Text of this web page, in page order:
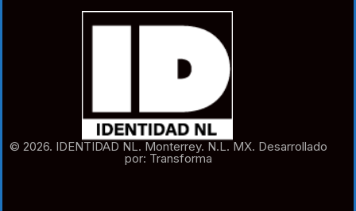
© 2026. IDENTIDAD NL. Monterrey. N.L. MX. Desarrollado
por: Transforma